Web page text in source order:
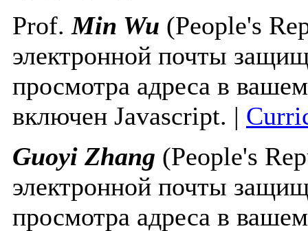
Prof.Min Wu (People's
электронной почты
просмотра адреса в
включен Javascript. |
Guoyi Zhang (People's
электронной почты
просмотра адреса в